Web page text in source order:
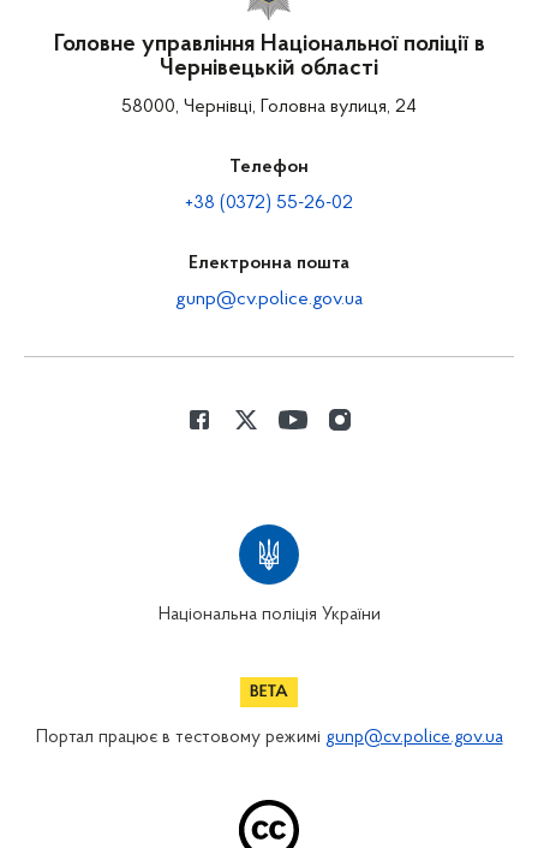
Головне управління Національної поліції в
Чернівецькій області
58000, Чернівці, Головна вулиця, 24
Телефон
+38 (0372) 55-26-02
Електронна пошта
gunp@cv.police.gov.ua
Національна поліція України
Портал працює в тестовому режимі gunp@cv.police.gov.ua